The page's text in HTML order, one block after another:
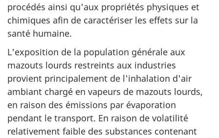
procédés ainsi qu'aux propriétés physiques et
chimiques afin de caractériser les effets sur la
santé humaine.
L'exposition de la population générale aux
mazouts lourds restreints aux industries
provient principalement de l'inhalation d'air
ambiant chargé en vapeurs de mazouts lourds,
en raison des émissions par évaporation
pendant le transport. En raison de volatilité
relativement faible des substances contenant